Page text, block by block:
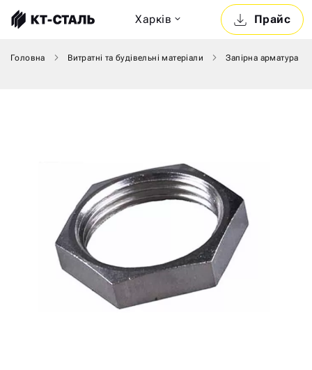
Прайс
Харкiв
Головна Витратні та будівельні матеріали Запірна арматура